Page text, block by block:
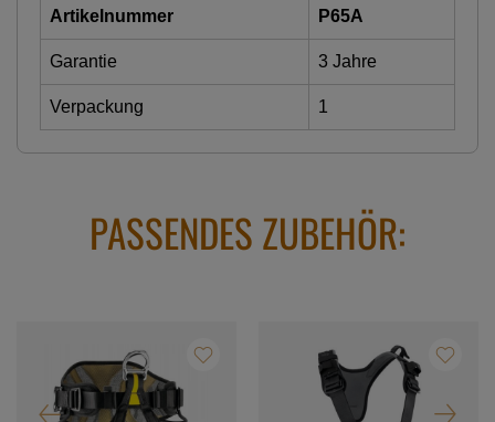
Artikelnummer
P65A
Garantie 3 Jahre
Verpackung 1
PASSENDES ZUBEHÖR: